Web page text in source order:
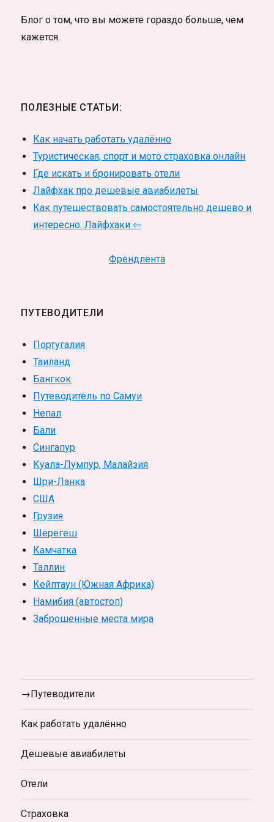
Блог о том, что вы можете гораздо больше, чем
кажется.
ПОЛЕЗНЫЕ СТАТЬИ:
Как начать работать удалённо
Туристическая, спорт и мото страховка онлайн
Где искать и бронировать отели
Лайфхак про дешевые авиабилеты
Как путешествовать самостоятельно дешево и
интересно. Лайфхаки ⇦
Френдлента
ПУТЕВОДИТЕЛИ
Португалия
Таиланд
Бангкок
Путеводитель по Самуи
Непал
Бали
Сингапур
Куала-Лумпур, Малайзия
Шри-Ланка
США
Грузия
Шерегеш
Камчатка
Таллин
Кейптаун (Южная Африка)
Намибия (автостоп)
Заброшенные места мира
→Путеводители
Как работать удалённо
Дешевые авиабилеты
Отели
Страховка